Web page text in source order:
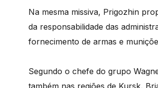
Na mesma missiva, Prigozhin
da responsabilidade das
fornecimento de armas e
Segundo o chefe do grupo
também nas regiões de Kursk,